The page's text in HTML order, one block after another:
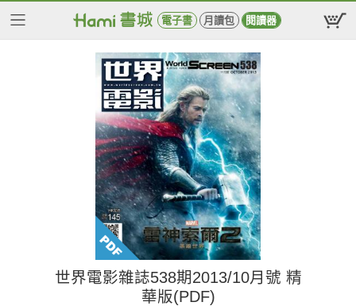
電子書 月讀包 閱讀器
世界電影雜誌538期2013/10月號 精
華版(PDF)